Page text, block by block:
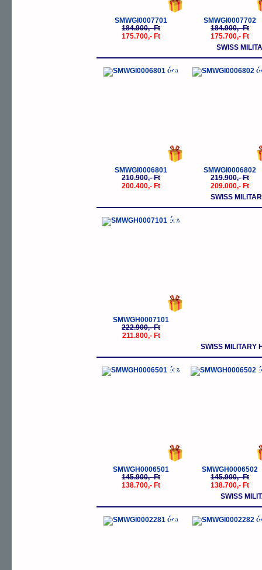
SMWGI0007701
184.900,- Ft
175.700,- Ft
SMWGI0007702
184.900,- Ft
175.700,- Ft
SWISS
-5%
SMWGI0006801
210.900,- Ft
200.400,- Ft
-
SMWGI0006802
219.900,- Ft
209.000,- Ft
SWISS
-5%
SMWGH0007101
222.900,- Ft
211.800,- Ft
SWISS MILITARY
-5%
SMWGH0006501
145.900,- Ft
138.700,- Ft
-
SMWGH0006502
145.900,- Ft
138.700,- Ft
SWISS
-5% -